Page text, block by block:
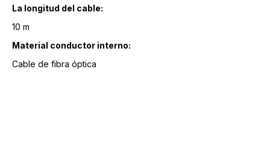
La longitud del cable:
10 m
Material conductor interno:
Cable de fibra óptica